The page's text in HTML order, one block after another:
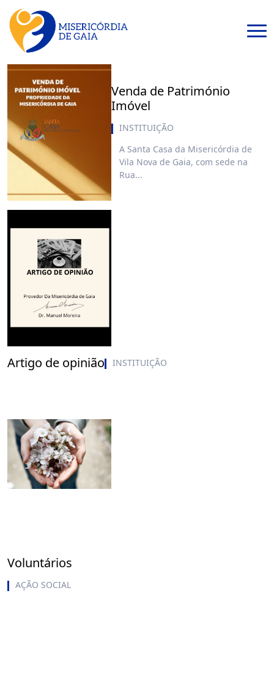
Venda de Património
Imóvel
INSTITUIÇÃO
A Santa Casa da Misericórdia de
Vila Nova de Gaia, com sede na
Rua...
Artigo de opinião INSTITUIÇÃO
Voluntários
AÇÃO SOCIAL